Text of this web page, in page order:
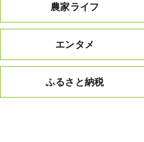
農家ライフ
エンタメ
ふるさと納税